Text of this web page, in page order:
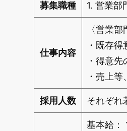
募集職種 1. 営業部
仕事内容
〈営業部
・既存
・得意
・売上
採用人数 それぞれ
基本給：